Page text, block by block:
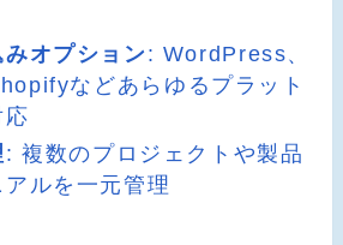
オプション: WordPress、
などあらゆるプラット
応
: 複数のプロジェクトや製品
ルを一元管理